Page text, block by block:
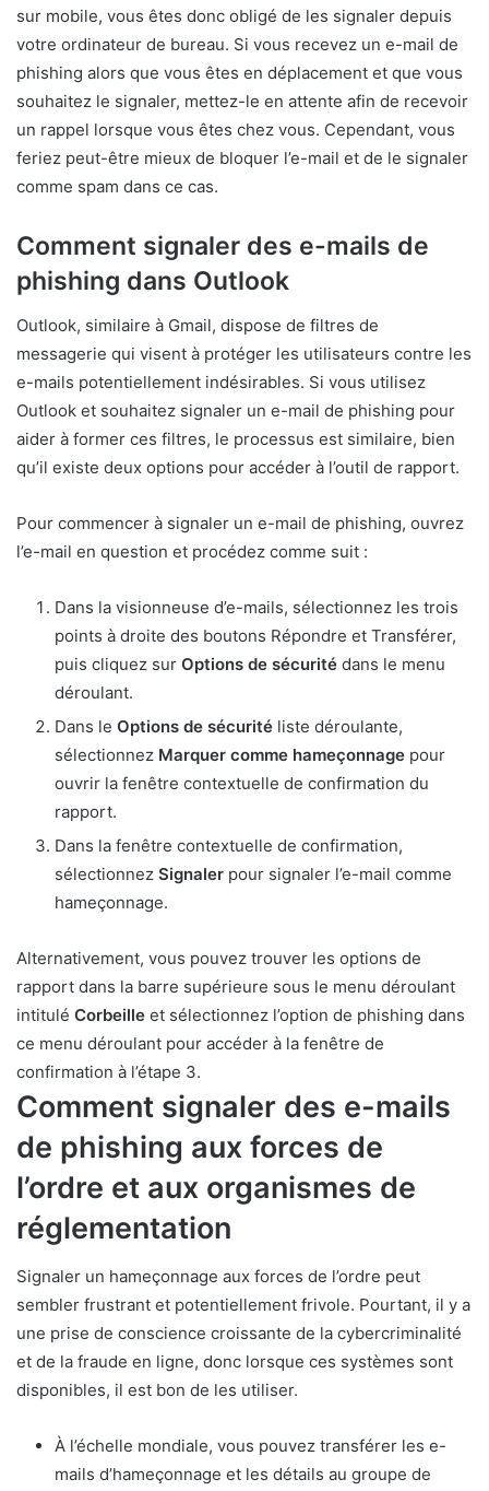
sur mobile, vous êtes donc obligé de les signaler depuis
votre ordinateur de bureau. Si vous recevez un e-mail de
phishing alors que vous êtes en déplacement et que vous
souhaitez le signaler, mettez-le en attente afin de recevoir
un rappel lorsque vous êtes chez vous. Cependant, vous
feriez peut-être mieux de bloquer l’e-mail et de le signaler
comme spam dans ce cas.
Comment signaler des e-mails de
phishing dans Outlook
Outlook, similaire à Gmail, dispose de filtres de
messagerie qui visent à protéger les utilisateurs contre les
e-mails potentiellement indésirables. Si vous utilisez
Outlook et souhaitez signaler un e-mail de phishing pour
aider à former ces filtres, le processus est similaire, bien
qu’il existe deux options pour accéder à l’outil de rapport.
Pour commencer à signaler un e-mail de phishing, ouvrez
l’e-mail en question et procédez comme suit :
Dans la visionneuse d’e-mails, sélectionnez les trois
points à droite des boutons Répondre et Transférer,
puis cliquez sur Options de sécurité dans le menu
déroulant.
Dans le Options de sécurité liste déroulante,
sélectionnez Marquer comme hameçonnage pour
ouvrir la fenêtre contextuelle de confirmation du
rapport.
Dans la fenêtre contextuelle de confirmation,
sélectionnez Signaler pour signaler l’e-mail comme
hameçonnage.
Alternativement, vous pouvez trouver les options de
rapport dans la barre supérieure sous le menu déroulant
intitulé Corbeille et sélectionnez l’option de phishing dans
ce menu déroulant pour accéder à la fenêtre de
confirmation à l’étape 3.
Comment signaler des e-mails
de phishing aux forces de
l’ordre et aux organismes de
réglementation
Signaler un hameçonnage aux forces de l’ordre peut
sembler frustrant et potentiellement frivole. Pourtant, il y a
une prise de conscience croissante de la cybercriminalité
et de la fraude en ligne, donc lorsque ces systèmes sont
disponibles, il est bon de les utiliser.
À l’échelle mondiale, vous pouvez transférer les e-
mails d’hameçonnage et les détails au groupe de